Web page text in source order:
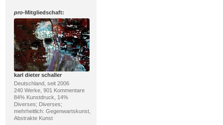
pro-Mitgliedschaft:
karl dieter schaller
Deutschland, seit 2006
240 Werke, 901 Kommentare
84% Kunstdruck, 14%
Diverses; Diverses;
mehrheitlich: Gegenwartskunst,
Abstrakte Kunst